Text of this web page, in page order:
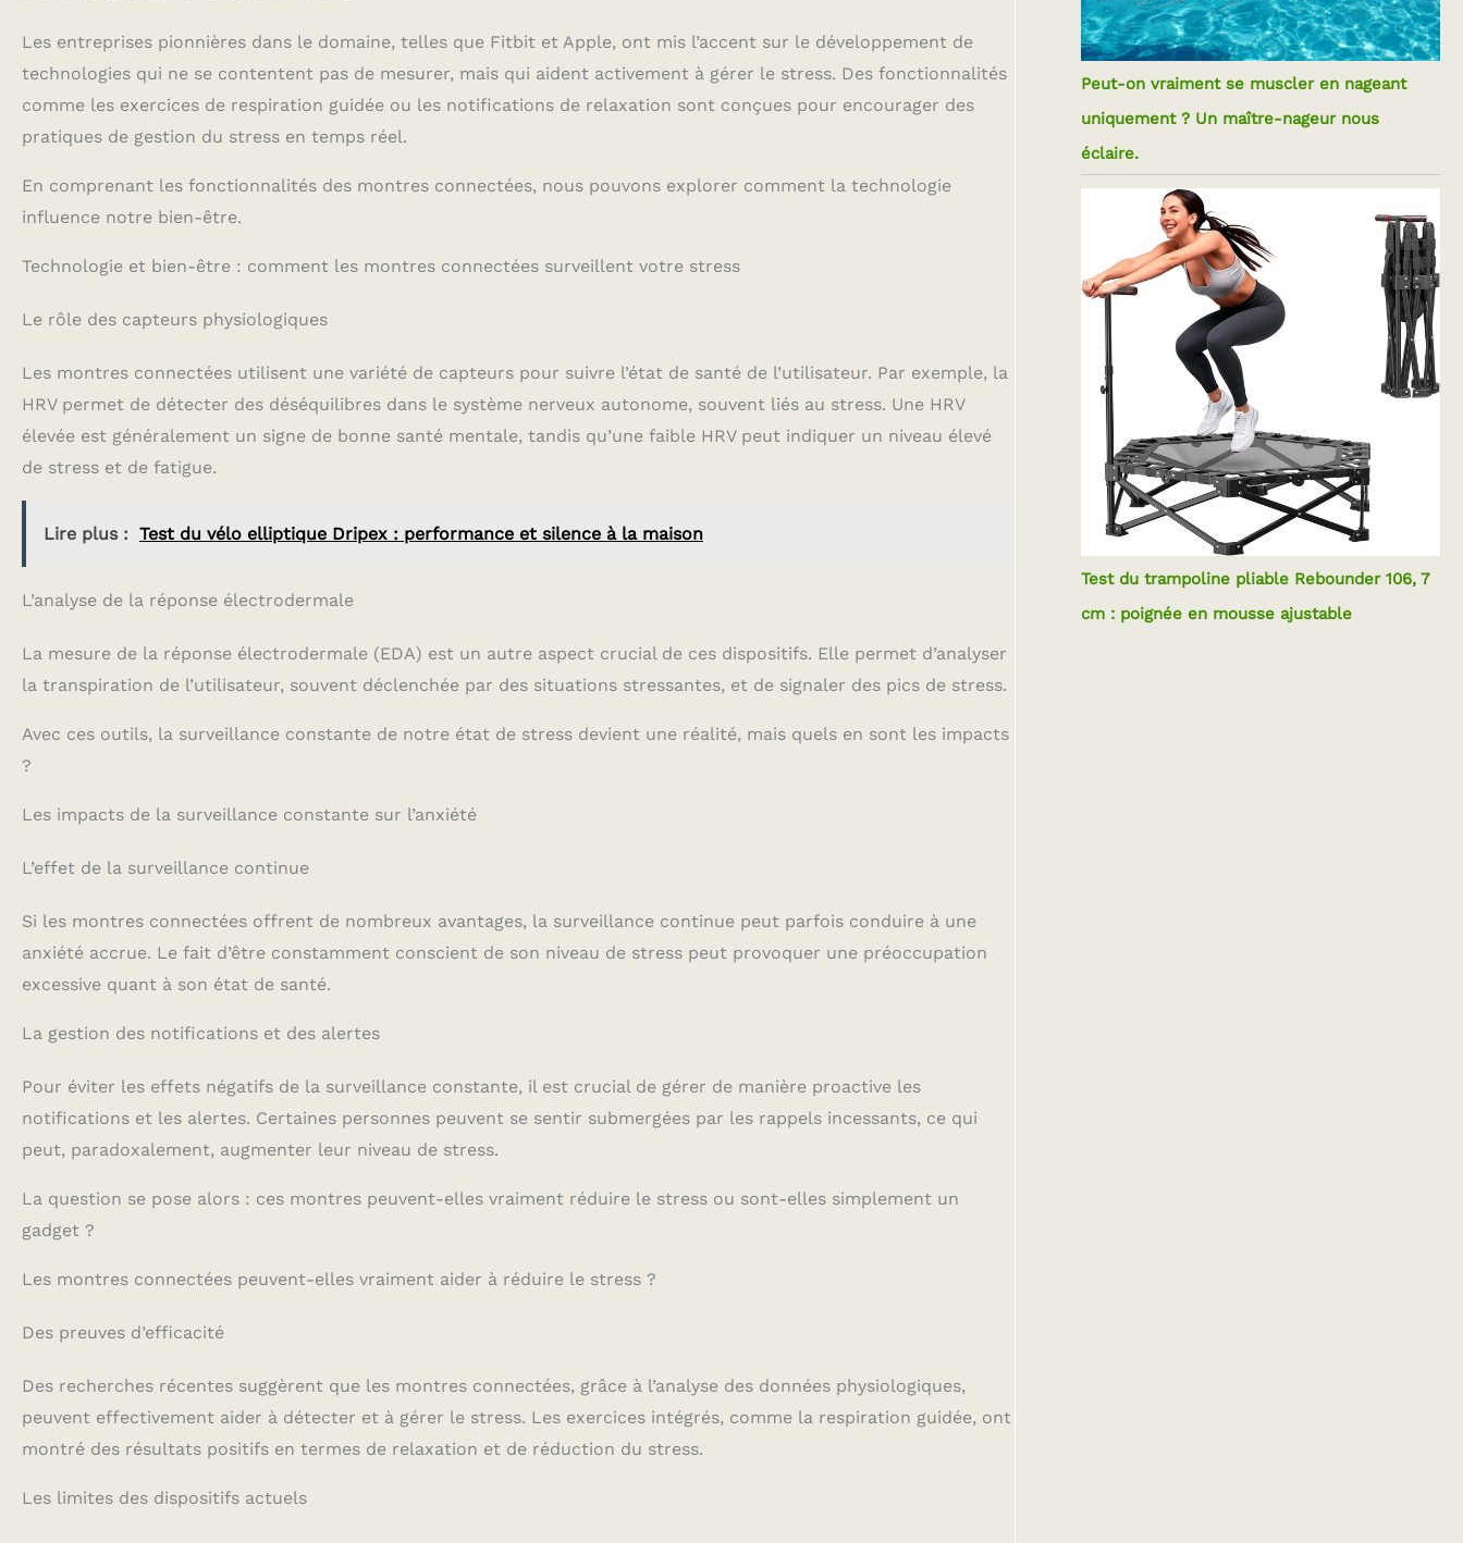
Les entreprises pionnières dans le domaine, telles que Fitbit et Apple, ont mis l’accent sur le développement de
technologies qui ne se contentent pas de mesurer, mais qui aident activement à gérer le stress. Des fonctionnalités
comme les exercices de respiration guidée ou les notifications de relaxation sont conçues pour encourager des
pratiques de gestion du stress en temps réel.
En comprenant les fonctionnalités des montres connectées, nous pouvons explorer comment la technologie
influence notre bien-être.
Technologie et bien-être : comment les montres connectées surveillent votre stress
Le rôle des capteurs physiologiques
Les montres connectées utilisent une variété de capteurs pour suivre l’état de santé de l’utilisateur. Par exemple, la
HRV permet de détecter des déséquilibres dans le système nerveux autonome, souvent liés au stress. Une HRV
élevée est généralement un signe de bonne santé mentale, tandis qu’une faible HRV peut indiquer un niveau élevé
de stress et de fatigue.
Lire plus : Test du vélo elliptique Dripex : performance et silence à la maison
L’analyse de la réponse électrodermale
La mesure de la réponse électrodermale (EDA) est un autre aspect crucial de ces dispositifs. Elle permet d’analyser
la transpiration de l’utilisateur, souvent déclenchée par des situations stressantes, et de signaler des pics de stress.
Avec ces outils, la surveillance constante de notre état de stress devient une réalité, mais quels en sont les impacts
?
Les impacts de la surveillance constante sur l’anxiété
L’effet de la surveillance continue
Si les montres connectées offrent de nombreux avantages, la surveillance continue peut parfois conduire à une
anxiété accrue. Le fait d’être constamment conscient de son niveau de stress peut provoquer une préoccupation
excessive quant à son état de santé.
La gestion des notifications et des alertes
Pour éviter les effets négatifs de la surveillance constante, il est crucial de gérer de manière proactive les
notifications et les alertes. Certaines personnes peuvent se sentir submergées par les rappels incessants, ce qui
peut, paradoxalement, augmenter leur niveau de stress.
La question se pose alors : ces montres peuvent-elles vraiment réduire le stress ou sont-elles simplement un
gadget ?
Les montres connectées peuvent-elles vraiment aider à réduire le stress ?
Des preuves d’efficacité
Des recherches récentes suggèrent que les montres connectées, grâce à l’analyse des données physiologiques,
peuvent effectivement aider à détecter et à gérer le stress. Les exercices intégrés, comme la respiration guidée, ont
montré des résultats positifs en termes de relaxation et de réduction du stress.
Les limites des dispositifs actuels
Peut-on vraiment se muscler en nageant
uniquement ? Un maître-nageur nous
éclaire.
Test du trampoline pliable Rebounder 106, 7
cm : poignée en mousse ajustable